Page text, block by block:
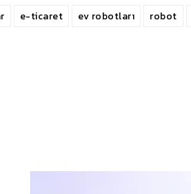
e-ticaret ev robotları robot